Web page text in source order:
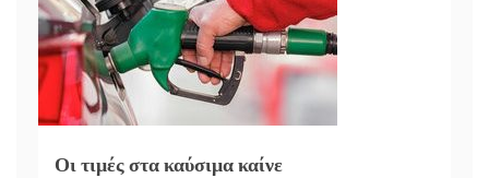
Οι τιμές στα καύσιμα καίνε